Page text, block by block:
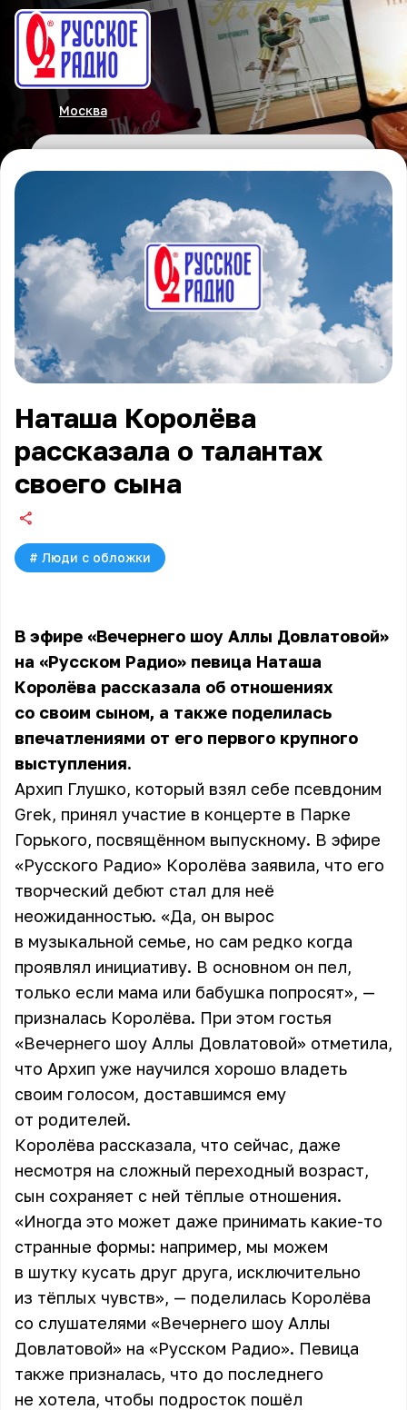
Москва
Наташа Королёва
рассказала о талантах
своего сына
# Люди с обложки
В эфире «Вечернего шоу Аллы Довлатовой»
на «Русском Радио» певица Наташа
Королёва рассказала об отношениях
со своим сыном, а также поделилась
впечатлениями от его первого крупного
выступления.
Архип Глушко, который взял себе псевдоним
Grek, принял участие в концерте в Парке
Горького, посвящённом выпускному. В эфире
«Русского Радио» Королёва заявила, что его
творческий дебют стал для неё
неожиданностью. «Да, он вырос
в музыкальной семье, но сам редко когда
проявлял инициативу. В основном он пел,
только если мама или бабушка попросят», —
призналась Королёва. При этом гостья
«Вечернего шоу Аллы Довлатовой» отметила,
что Архип уже научился хорошо владеть
своим голосом, доставшимся ему
от родителей.
Королёва рассказала, что сейчас, даже
несмотря на сложный переходный возраст,
сын сохраняет с ней тёплые отношения.
«Иногда это может даже принимать какие-то
странные формы: например, мы можем
в шутку кусать друг друга, исключительно
из тёплых чувств», — поделилась Королёва
со слушателями «Вечернего шоу Аллы
Довлатовой» на «Русском Радио». Певица
также призналась, что до последнего
не хотела, чтобы подросток пошёл